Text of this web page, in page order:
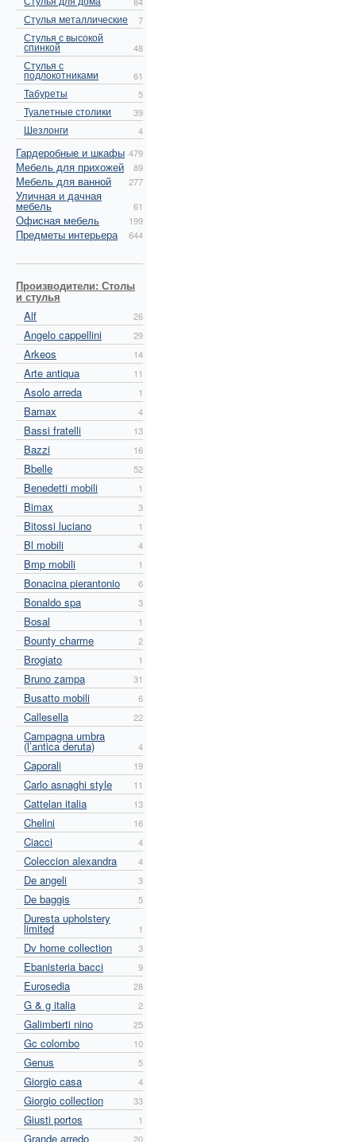
Стулья металлические 7
Стулья с высокой
спинкой 48
Стулья с
подлокотниками 61
Табуреты 5
Туалетные столики 39
Шезлонги 4
Гардеробные и шкафы 479
Мебель для прихожей 89
Мебель для ванной 277
Уличная и дачная
мебель 61
Офисная мебель 199
Предметы интерьера 644
Производители: Столы
и стулья
Alf
26
Angelo cappellini 29
Arkeos 14
Arte antiqua 11
Asolo arreda 1
Bamax 4
Bassi fratelli 13
Bazzi 16
Bbelle 52
Benedetti mobili 1
Bimax 3
Bitossi luciano 1
Bl mobili 4
Bmp mobili 1
Bonacina pierantonio 6
Bonaldo spa 3
Bosal 1
Bounty charme 2
Brogiato 1
Bruno zampa 31
Busatto mobili 6
Callesella 22
Campagna umbra
(l’antica deruta) 4
Caporali 19
Carlo asnaghi style 11
Cattelan italia 13
Chelini 16
Ciacci 4
Coleccion alexandra 4
De angeli 3
De baggis 5
Duresta upholstery
limited 1
Dv home collection 3
Ebanisteria bacci 9
Eurosedia 28
G & g italia 2
Galimberti nino 25
Gc colombo 10
Genus 5
Giorgio casa 4
Giorgio collection 33
Giusti portos 1
Grande arredo 20